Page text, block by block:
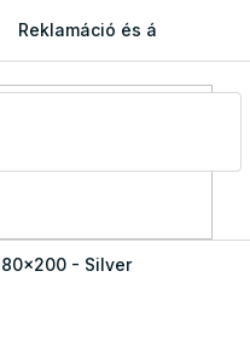
Reklamáció és áru
- Silver